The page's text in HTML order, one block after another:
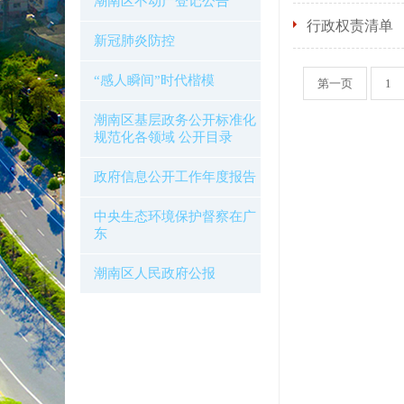
新冠肺炎防控
“感人瞬间”时代楷模
潮南区基层政务公开标准化
规范化各领域 公开目录
政府信息公开工作年度报告
中央生态环境保护督察在广
东
潮南区人民政府公报
行政权责清单
第一页 1